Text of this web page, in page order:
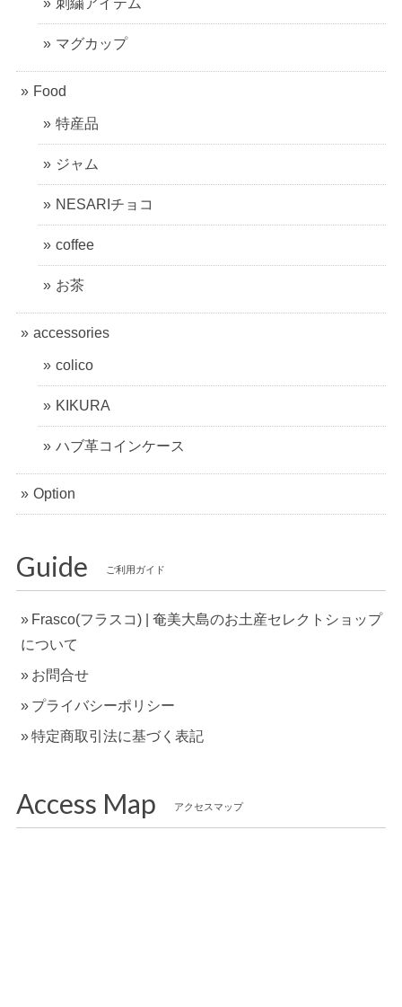
刺繍アイテム
マグカップ
Food
特産品
ジャム
NESARIチョコ
coffee
お茶
accessories
colico
KIKURA
ハブ革コインケース
Option
Guide ご利用ガイド
Frasco(フラスコ) | 奄美大島のお土産セレクトショップ
について
お問合せ
プライバシーポリシー
特定商取引法に基づく表記
Access Map アクセスマップ